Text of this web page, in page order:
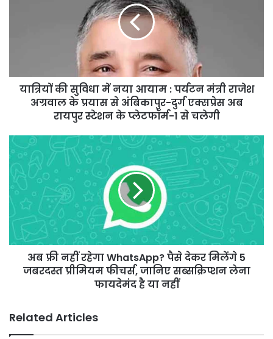
मंत्री
राजेश
अग्रवाल
से
अंबिकापुर-
दुर्ग
एक्सप्रेस
अब
रायपुर
स्टेशन
के
प्लेटफॉर्म-1
चलेगी
यात्रियों की सुविधा में नया आयाम : पर्यटन मंत्री राजेश
अग्रवाल के प्रयास से अंबिकापुर-दुर्ग एक्सप्रेस अब
रायपुर स्टेशन के प्लेटफॉर्म-1 से चलेगी
अब
फ्री
नहीं
रहेगा
WhatsApp?
पैसे
देकर
मिलेंगे
5
जबरदस्त
प्रीमियम
लेना
फायदेमंद
अब फ्री नहीं रहेगा WhatsApp? पैसे देकर मिलेंगे 5
जबरदस्त प्रीमियम फीचर्स, जानिए सब्सक्रिप्शन लेना
फायदेमंद है या नहीं
Related Articles